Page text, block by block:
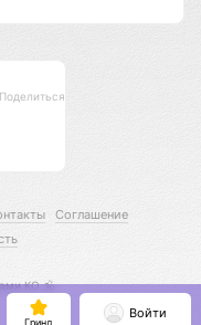
Поделиться
Соглашение
КО 🕉️
Гринд
Войти